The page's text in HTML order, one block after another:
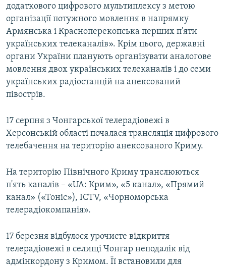
додаткового цифрового мультиплексу з метою
організації потужного мовлення в напрямку
Армянська і Красноперекопська перших п'яти
українських телеканалів». Крім цього, державні
органи України планують організувати аналогове
мовлення двох українських телеканалів і до семи
українських радіостанцій на анексований
півострів.
17 серпня з Чонгарської телерадіовежі в
Херсонській області почалася трансляція цифрового
телебачення на територію анексованого Криму.
На територію Північного Криму транслюються
п'ять каналів – «UA: Крим», «5 канал», «Прямий
канал» («Тоніс»), ICTV, «Чорноморська
телерадіокомпанія».
17 березня відбулося урочисте відкриття
телерадіовежі в селищі Чонгар неподалік від
адмінкордону з Кримом. Її встановили для